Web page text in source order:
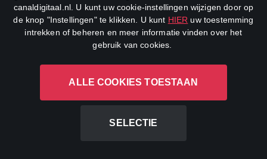
canaldigitaal.nl. U kunt uw cookie-instellingen wijzigen door op
de knop "Instellingen" te klikken. U kunt HIER uw toestemming
intrekken of beheren en meer informatie vinden over het
gebruik van cookies.
ALLE COOKIES TOESTAAN
SELECTIE
CANAL+ Luxembourg S. à r.l., Rue Albert Borschette 4, L-1246